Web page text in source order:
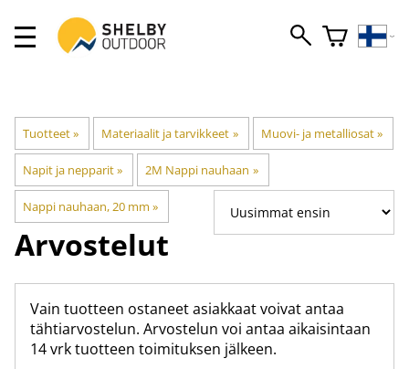
Tuotteet‪» Materiaalit ja tarvikkeet ‪» Muovi- ja metalliosat‪»
Napit ja nepparit‪» 2M Nappi nauhaan ‪»
Nappi nauhaan, 20 mm ‪»
Arvostelut
Vain tuotteen ostaneet asiakkaat voivat antaa
tähtiarvostelun. Arvostelun voi antaa aikaisintaan
14 vrk tuotteen toimituksen jälkeen.